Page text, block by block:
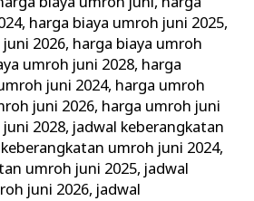
, harga biaya umroh juni 2025,
2026, harga biaya umroh
umroh juni 2028, harga
juni 2024, harga umroh
juni 2026, harga umroh juni
2028, jadwal keberangkatan
umroh juni 2024,
umroh juni 2025, jadwal
juni 2026, jadwal